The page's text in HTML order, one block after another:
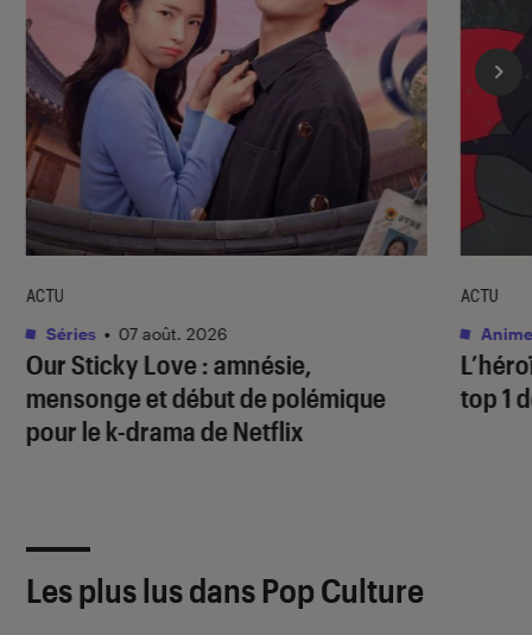
Our Sticky Love: amnésie,
mensonge et début de polémique
pour le k-drama de Netflix
ACTU
Séries • 07 août. 2026
top 1
ACTU
Les plus lus dans Pop Culture